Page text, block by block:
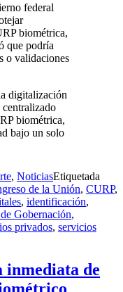
federal
biométrica,
que podría
o validaciones
digitalización
biométrica,
bajo un solo
, NoticiasEtiquetada
de la Unión, CURP,
, identificación,
Gobernación,
privados, servicios
inmediata de